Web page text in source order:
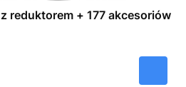
reduktorem + 177 akcesoriów